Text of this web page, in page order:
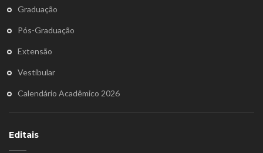
Graduação
Pós-Graduação
Extensão
Vestibular
Calendário Acadêmico 2026
Editais